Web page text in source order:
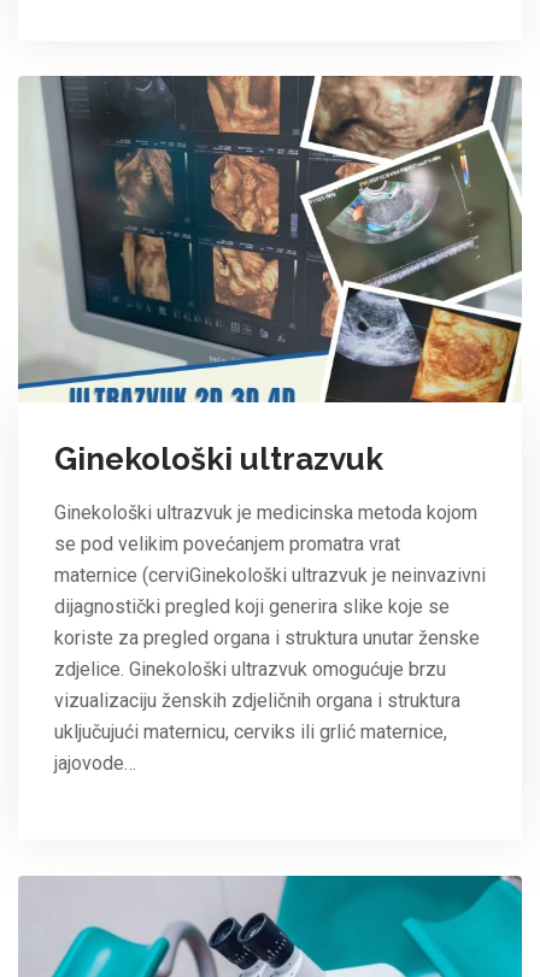
Ginekološki ultrazvuk
Ginekološki ultrazvuk je medicinska metoda kojom
se pod velikim povećanjem promatra vrat
maternice (cerviGinekološki ultrazvuk je neinvazivni
dijagnostički pregled koji generira slike koje se
koriste za pregled organa i struktura unutar ženske
zdjelice. Ginekološki ultrazvuk omogućuje brzu
vizualizaciju ženskih zdjeličnih organa i struktura
uključujući maternicu, cerviks ili grlić maternice,
jajovode…